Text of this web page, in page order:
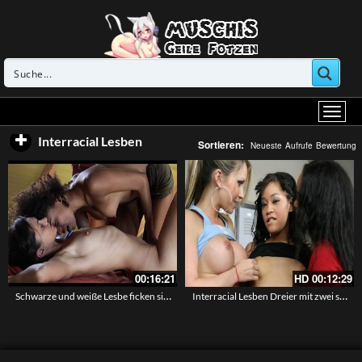
Interracial Lesben Sortieren: Neueste Aufrufe Bewertung
00:16:21
Schwarze und weiße Lesbe ficken sich mit einem großen Dildo
HD 00:12:29
Interracial Lesben Dreier mit zwei schwarzhaarigen und einer Blondine – 77